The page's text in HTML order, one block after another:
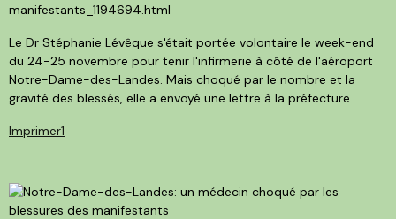
manifestants_1194694.html
Le Dr Stéphanie Lévêque s'était portée volontaire le week-end
du 24-25 novembre pour tenir l'infirmerie à côté de l'aéroport
Notre-Dame-des-Landes. Mais choqué par le nombre et la
gravité des blessés, elle a envoyé une lettre à la préfecture.
Imprimer1